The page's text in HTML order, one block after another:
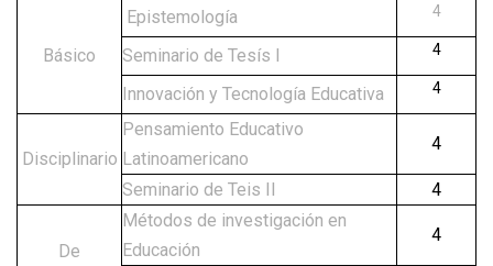
Básico
Epistemología 4
Seminario de Tesís I 4
Innovación y Tecnología Educativa 4
Disciplinario
Pensamiento Educativo
Latinoamericano
4
Seminario de Teis II 4
De
Métodos de investigación en
Educación
4